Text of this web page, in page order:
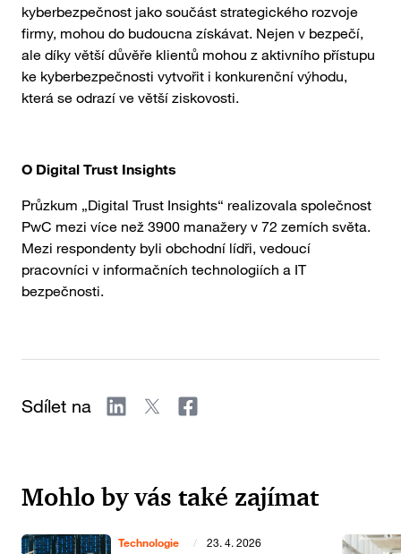
kyberbezpečnost jako součást strategického rozvoje
firmy, mohou do budoucna získávat. Nejen v bezpečí,
ale díky větší důvěře klientů mohou z aktivního přístupu
ke kyberbezpečnosti vytvořit i konkurenční výhodu,
která se odrazí ve větší ziskovosti.
O Digital Trust Insights
Průzkum „Digital Trust Insights“ realizovala společnost
PwC mezi více než 3900 manažery v 72 zemích světa.
Mezi respondenty byli obchodní lídři, vedoucí
pracovníci v informačních technologiích a IT
bezpečnosti.
Sdílet na
Mohlo by vás také zajímat
Technologie / 23. 4. 2026